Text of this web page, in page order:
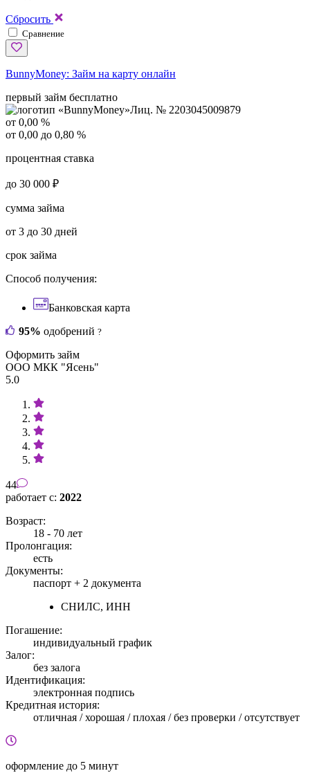
Сбросить
Сравнение
BunnyMoney: Займ на карту онлайн
первый займ бесплатно
Лиц. № 2203045009879
от 0,00 %
от 0,00 до 0,80 %
процентная ставка
до 30 000 ₽
сумма займа
от 3 до 30 дней
срок займа
Способ получения:
Банковская карта
95% одобрений ?
Оформить займ
ООО МКК "Ясень"
5.0
44
работает с: 2022
Возраст:
18 - 70 лет
Пролонгация:
есть
Документы:
паспорт + 2 документа
СНИЛС, ИНН
Погашение:
индивидуальный график
Залог:
без залога
Идентификация:
электронная подпись
Кредитная история:
отличная / хорошая / плохая / без проверки / отсутствует
оформление до 5 минут